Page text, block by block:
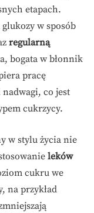
etapach.
w sposób
regularną
bogata w błonnik
pracę
co jest
cukrzycy.
w stylu życia nie
leków
cukru we
na przykład